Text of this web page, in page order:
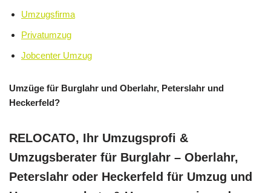
Umzugsfirma
Privatumzug
Jobcenter Umzug
Umzüge für Burglahr und Oberlahr, Peterslahr und
Heckerfeld?
RELOCATO, Ihr Umzugsprofi &
Umzugsberater für Burglahr – Oberlahr,
Peterslahr oder Heckerfeld für Umzug und